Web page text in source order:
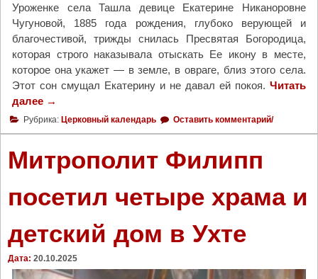
Уроженке села Ташла девице Екатерине Никаноровне
Чугуновой, 1885 года рождения, глубоко верующей и
благочестивой, трижды снилась Пресвятая Богородица,
которая строго наказывала отыскать Ее икону в месте,
которое она укажет — в земле, в овраге, близ этого села.
Этот сон смущал Екатерину и не давал ей покоя. Читать
далее "
2
1
я
я
Ц
е
→
Рубрика: Церковный календарь Оставить комментарий/
Митрополит Филипп
посетил четыре храма и
детский дом в Ухте
Дата: 20.10.2025